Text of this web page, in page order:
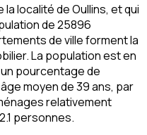
localité de Oullins, et qui
de 25896
de ville forment la
La population est en
pourcentage de
moyen de 39 ans, par
relativement
personnes.